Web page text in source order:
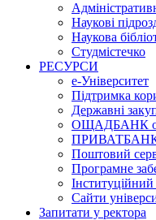
Наукові
Наукова
Студмістечко
РЕСУРСИ
е-Університет
Підтримка
Державні
ОЩАДБАНК
ПРИВАТБАНК
Поштовий
Програмне
Інституційний
Сайти
Запитати у ректора